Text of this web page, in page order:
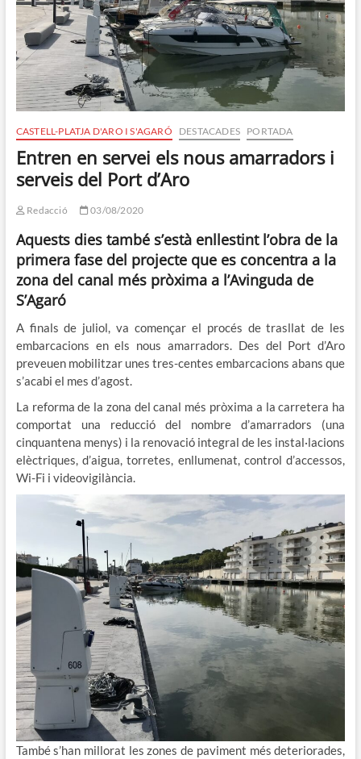
CASTELL-PLATJA D'ARO I S'AGARÓ DESTACADES PORTADA
Entren en servei els nous amarradors i
serveis del Port d’Aro
Redacció 03/08/2020
Aquests dies també s’està enllestint l’obra de la
primera fase del projecte que es concentra a la
zona del canal més pròxima a l’Avinguda de
S’Agaró
A finals de juliol, va començar el procés de trasllat de les
embarcacions en els nous amarradors. Des del Port d’Aro
preveuen mobilitzar unes tres-centes embarcacions abans que
s’acabi el mes d’agost.
La reforma de la zona del canal més pròxima a la carretera ha
comportat una reducció del nombre d’amarradors (una
cinquantena menys) i la renovació integral de les instal·lacions
elèctriques, d’aigua, torretes, enllumenat, control d’accessos,
Wi-Fi i videovigilància.
També s’han millorat les zones de paviment més deteriorades,